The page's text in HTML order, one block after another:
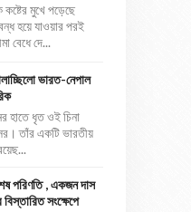
মুখে পড়েছে
হয়ে যাওয়ার পরই
বেধে দে...
ভারত-নেপাল
হাতে ধৃত ওই চিনা
তাঁর একটি ভারতীয়
পরিণতি , একজন দাস
সংক্ষেপে